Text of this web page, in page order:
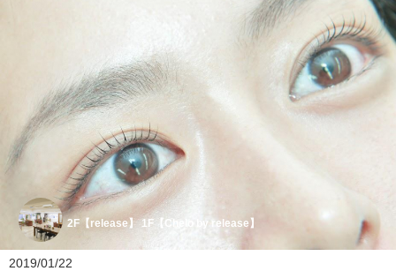
2F【release】 1F【Chelo by release】
2019/01/22